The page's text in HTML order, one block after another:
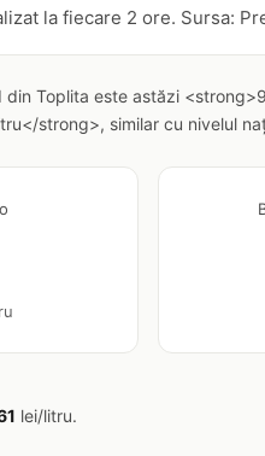
la fiecare 2 ore. Sursa:
din Toplita este astăzi
strong>, similar cu nivelul
lei/litru.